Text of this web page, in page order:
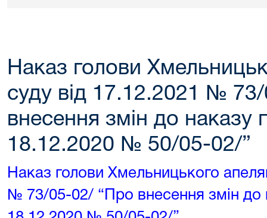
Наказ голови
суду від 17.12.2021 №
внесення змін до наказу
18.12.2020 № 50/05-02/”
Наказ голови Хмельницького
№ 73/05-02/ “Про внесення змін до